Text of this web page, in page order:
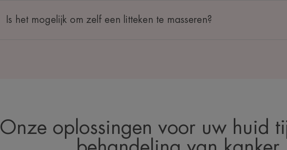
Is het mogelijk om zelf een litteken te masseren?
Onze oplossingen voor uw huid